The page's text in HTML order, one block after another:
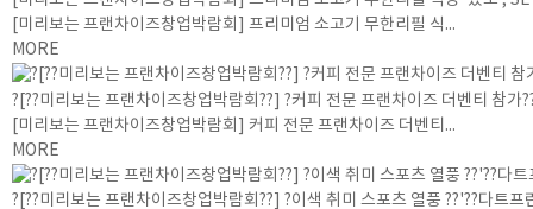
[미리보는 프랜차이즈창업박람회] 프리미엄 소고기 무한리필 식...
MORE
?[??미리보는 프랜차이즈창업박람회??] ?커피 전문 프랜차이즈 더벤티 참가
[미리보는 프랜차이즈창업박람회] 커피 전문 프랜차이즈 더벤티...
MORE
?[??미리보는 프랜차이즈창업박람회??] ?이색 취미 스포츠 열풍 ??'??다트프